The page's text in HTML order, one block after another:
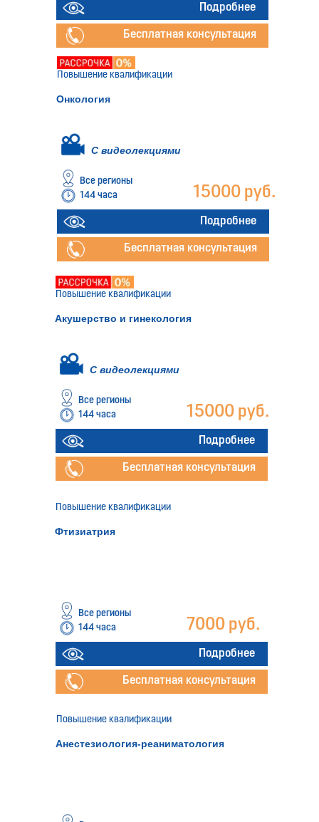
Бесплатная консультация
Подробнее
Онкология
144 часа 15000 руб.
Все регионы
Повышение квалификации
Бесплатная консультация
Подробнее
С видеолекциями
Акушерство и гинекология
144 часа 15000 руб.
Все регионы
Повышение квалификации
Бесплатная консультация
Подробнее
С видеолекциями
Фтизиатрия
144 часа 7000 руб.
Все регионы
Повышение квалификации
Бесплатная консультация
Подробнее
Анестезиология-реаниматология
Повышение квалификации